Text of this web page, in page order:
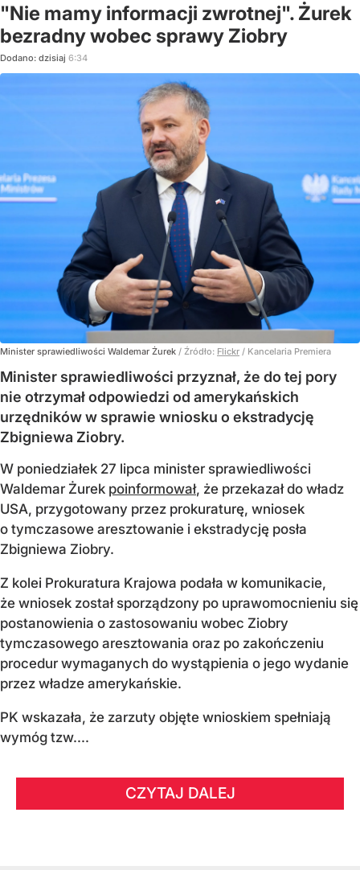
"Nie mamy informacji zwrotnej". Żurek
bezradny wobec sprawy Ziobry
Dodano: dzisiaj 6:34
Minister sprawiedliwości Waldemar Żurek / Źródło: Flickr / Kancelaria Premiera
Minister sprawiedliwości przyznał, że do tej pory
nie otrzymał odpowiedzi od amerykańskich
urzędników w sprawie wniosku o ekstradycję
Zbigniewa Ziobry.
W poniedziałek 27 lipca minister sprawiedliwości
Waldemar Żurek poinformował, że przekazał do władz
USA, przygotowany przez prokuraturę, wniosek
o tymczasowe aresztowanie i ekstradycję posła
Zbigniewa Ziobry.
Z kolei Prokuratura Krajowa podała w komunikacie,
że wniosek został sporządzony po uprawomocnieniu się
postanowienia o zastosowaniu wobec Ziobry
tymczasowego aresztowania oraz po zakończeniu
procedur wymaganych do wystąpienia o jego wydanie
przez władze amerykańskie.
PK wskazała, że zarzuty objęte wnioskiem spełniają
wymóg tzw....
CZYTAJ DALEJ